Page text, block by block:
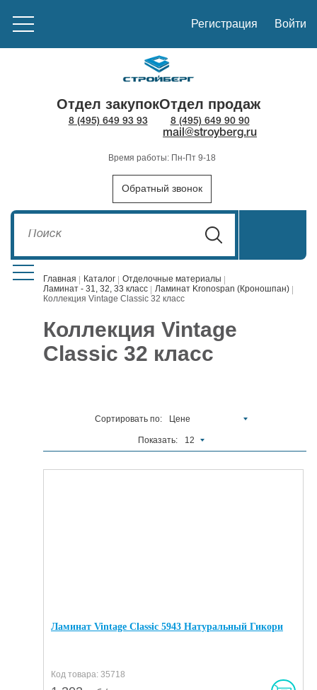
Регистрация Войти
Отдел закупок
8 (495) 649 93 93
Отдел продаж
8 (495) 649 90 90
mail@stroyberg.ru
Время работы: Пн-Пт 9-18
Обратный звонок
Стройматериалы
Отделочные
материалы
отопление и
1300
Вентиляционное
Главная Каталог
Отделочные материалы
Ламинат - 31, 32, 33 класс
Ламинат Kronospan (Кроношпан)
Коллекция Vintage Classic 32 класс
Коллекция Vintage
Classic 32 класс
Сортировать по: Цене
Показать: 12
Ламинат Vintage Classic 5943 Натуральный Гикори
Код товара: 35718